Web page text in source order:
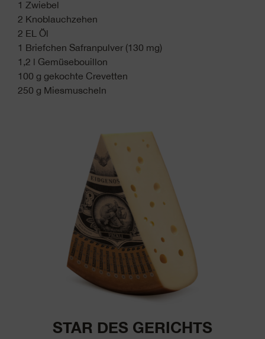
1 Zwiebel
2 Knoblauchzehen
2 EL Öl
1 Briefchen Safranpulver (130 mg)
1,2 l Gemüsebouillon
100 g gekochte Crevetten
250 g Miesmuscheln
STAR DES GERICHTS